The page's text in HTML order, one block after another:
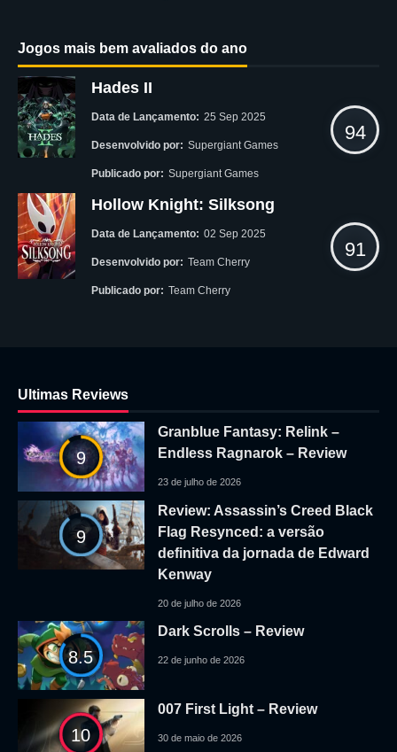
Jogos mais bem avaliados do ano
Hades II
Data de Lançamento: 25 Sep 2025
Desenvolvido por: Supergiant Games
Publicado por: Supergiant Games
94
Hollow Knight: Silksong
Data de Lançamento: 02 Sep 2025
Desenvolvido por: Team Cherry
Publicado por: Team Cherry
91
Ultimas Reviews
9
Granblue Fantasy: Relink –
Endless Ragnarok – Review
23 de julho de 2026
9
Review: Assassin’s Creed Black
Flag Resynced: a versão
definitiva da jornada de Edward
Kenway
20 de julho de 2026
8.5
Dark Scrolls – Review
22 de junho de 2026
10
007 First Light – Review
30 de maio de 2026